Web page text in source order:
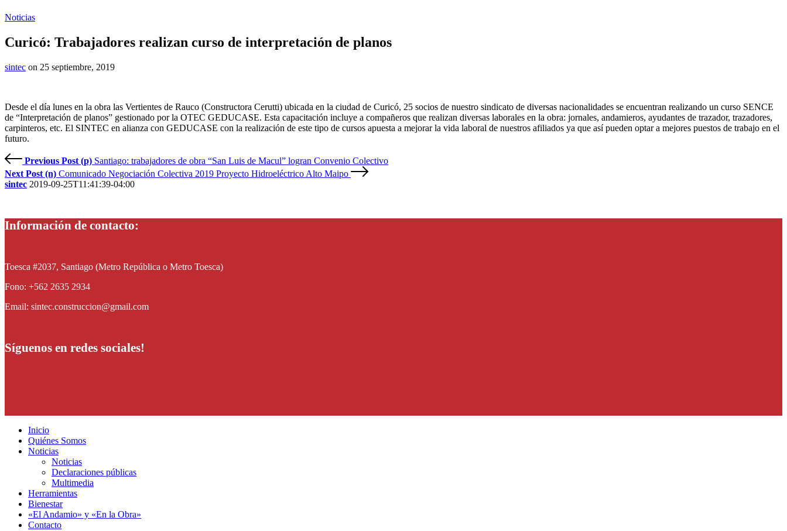
Noticias
Curicó: Trabajadores realizan curso de interpretación de planos
sintec on 25 septiembre, 2019
Desde el día lunes en la obra las Vertientes de Rauco (Constructora Cerutti) ubicada en la ciudad de Curicó, 25 socios de nuestro sindicato de diversas nacionalidades se encuentran realizando un curso SENCE
de “Interpretación de planos” gestionado por la OTEC GEDUCASE. Esta capacitación incluye a compañeros que realizan diversas laborales en la obra: jornales, andamieros, ayudantes de trazador, trazadores,
carpinteros, etc. El SINTEC en alianza con GEDUCASE con la realización de este tipo de cursos apuesta a mejorar la vida laboral de nuestros afiliados ya que así pueden optar a mejores puestos de trabajo en el
futuro.
Previous Post (p) Santiago: trabajadores de obra “San Luis de Macul” logran Convenio Colectivo
Next Post (n) Comunicado Negociación Colectiva 2019 Proyecto Hidroeléctrico Alto Maipo
sintec 2019-09-25T11:41:39-04:00
Información de contacto:
Toesca #2037, Santiago (Metro República o Metro Toesca)
Fono: +562 2635 2934
Email: sintec.construccion@gmail.com
Síguenos en redes sociales!
Inicio
Quiénes Somos
Noticias
Noticias
Declaraciones públicas
Multimedia
Herramientas
Bienestar
«El Andamio» y «En la Obra»
Contacto